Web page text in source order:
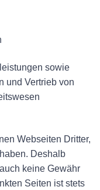
sowie
und Vertrieb von
Webseiten Dritter,
Deshalb
keine Gewähr
Seiten ist stets